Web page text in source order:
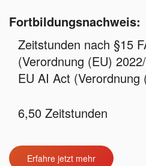
Fortbildungsnachweis:
Zeitstunden nach §15
(Verordnung (EU)
EU AI Act (Verordnung
6,50 Zeitstunden
Erfahre jetzt mehr